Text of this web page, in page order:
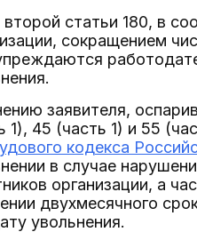
второй статьи 180, в
сокращением
заявителя,
1), 45 (часть 1) и 55
кодекса
в случае
организации, а
двухмесячного
увольнения.